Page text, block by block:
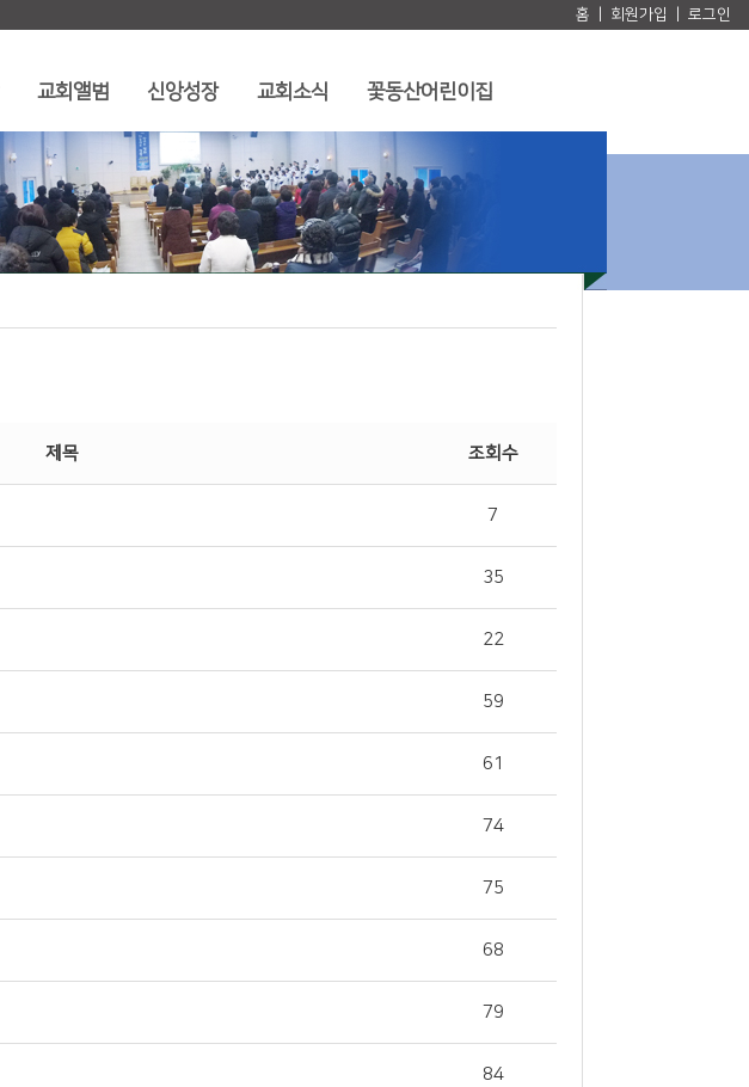
도서감상
금주찬양
금주요절
묵상기도
교우 소식
교우 사업
꽃동산어린이집
소개
홈 회원가입 로그인
교회앨범 신앙성장 교회소식 꽃동산어린이집
제목 조회수
7
35
22
59
61
74
75
68
79
84